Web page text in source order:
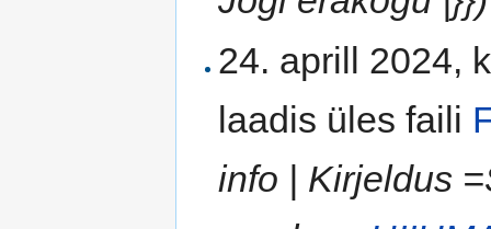
24. aprill 2024,
laadis üles faili
info | Kirjeldus